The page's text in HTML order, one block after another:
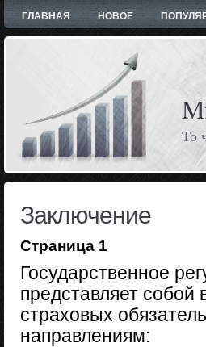
ГЛАВНАЯ НОВОЕ
То
Заключение
Страница 1
Государственное
представляет собой
страховых
направлениям: